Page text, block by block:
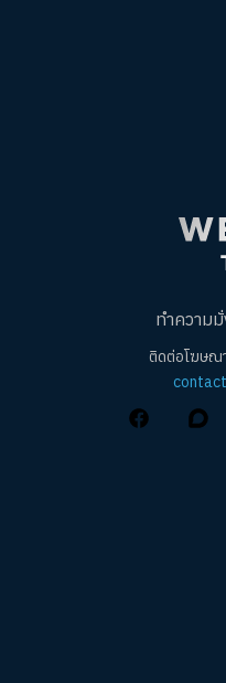
ทำความมั่
ติดต่อโฆษณ